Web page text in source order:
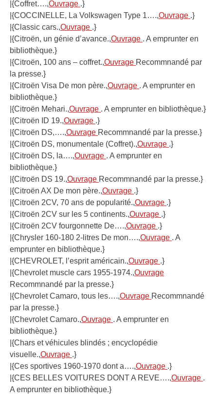
|{Coffret….,Ouvrage .}
|{COCCINELLE, La Volkswagen Type 1….,Ouvrage .}
|{Classic cars.,Ouvrage .}
|{Citroën, un génie d’avance.,Ouvrage . A emprunter en
bibliothèque.}
|{Citroën, 100 ans – coffret.,Ouvrage Recommnandé par
la presse.}
|{Citroën Visa De mon père.,Ouvrage . A emprunter en
bibliothèque.}
|{Citroën Mehari.,Ouvrage . A emprunter en bibliothèque.}
|{Citroën ID 19.,Ouvrage .}
|{Citroën DS,….,Ouvrage Recommnandé par la presse.}
|{Citroën DS, monumentale (Coffret).,Ouvrage .}
|{Citroën DS, la….,Ouvrage . A emprunter en
bibliothèque.}
|{Citroën DS 19.,Ouvrage Recommnandé par la presse.}
|{Citroën AX De mon père.,Ouvrage .}
|{Citroën 2CV, 70 ans de popularité.,Ouvrage .}
|{Citroën 2CV sur les 5 continents.,Ouvrage .}
|{Citroën 2CV fourgonnette De….,Ouvrage .}
|{Chrysler 160-180 2-litres De mon….,Ouvrage . A
emprunter en bibliothèque.}
|{CHEVROLET, l’esprit américain.,Ouvrage .}
|{Chevrolet muscle cars 1955-1974.,Ouvrage
Recommnandé par la presse.}
|{Chevrolet Camaro, tous les….,Ouvrage Recommnandé
par la presse.}
|{Chevrolet Camaro.,Ouvrage . A emprunter en
bibliothèque.}
|{Chars et véhicules blindés ; encyclopédie
visuelle.,Ouvrage .}
|{Ces sportives 1960-1970 dont a….,Ouvrage .}
|{CES BELLES VOITURES DONT A REVE….,Ouvrage .
A emprunter en bibliothèque.}